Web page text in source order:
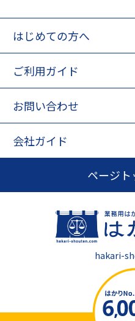
はじめての方へ
ご利用ガイド
お問い合わせ
会社ガイド
ページト
hakari-